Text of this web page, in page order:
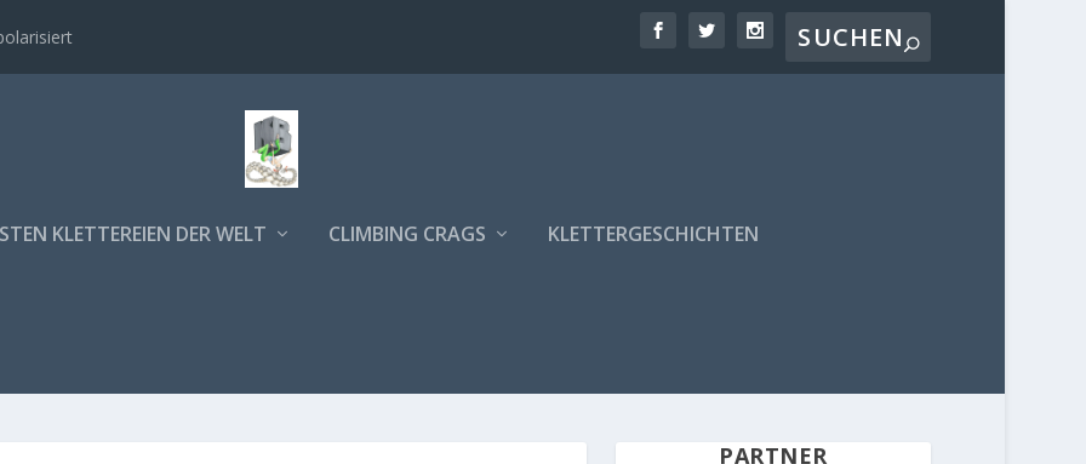
KLETTEREIEN DER WELT CLIMBING CRAGS KLETTERGESCHICHTEN
PARTNER